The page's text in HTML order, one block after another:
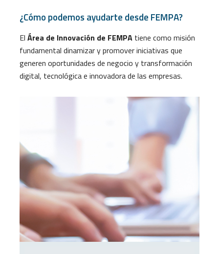
¿Cómo podemos ayudarte desde FEMPA?
El Área de Innovación de FEMPA tiene como misión
fundamental dinamizar y promover iniciativas que
generen oportunidades de negocio y transformación
digital, tecnológica e innovadora de las empresas.